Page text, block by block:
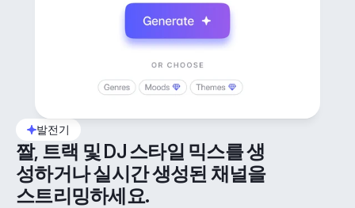
발전기
짤, 트랙 및 DJ 스타일 믹스를 생
성하거나 실시간 생성된 채널을
스트리밍하세요.